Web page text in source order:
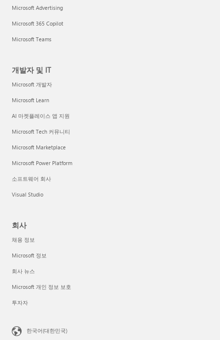
Microsoft Advertising
Microsoft 365 Copilot
Microsoft Teams
개발자 및 IT
Microsoft 개발자
Microsoft Learn
AI 마켓플레이스 앱 지원
Microsoft Tech 커뮤니티
Microsoft Marketplace
Microsoft Power Platform
소프트웨어 회사
Visual Studio
회사
채용 정보
Microsoft 정보
회사 뉴스
Microsoft 개인 정보 보호
투자자
한국어(대한민국)